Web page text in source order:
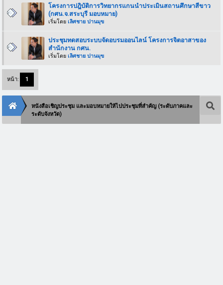
โครงการปฎิบัติการวิทยากรแกนนำประเมินสถานศึกษาสีขาว
(กศน.จ.สระบุรี มอบหมาย)
เริ่มโดยเลิศชาย ปานมุข
ประชุมทดสอบระบบจัดอบรมออนไลน์ โครงการจิตอาสาของ
สำนักงาน กศน.
เริ่มโดยเลิศชาย ปานมุข
หน้า: 1
หนังสือเชิญประชุม และมอบหมายให้ไปประชุมที่สำคัญ (ระดับภาคและ
ระดับจังหวัด)